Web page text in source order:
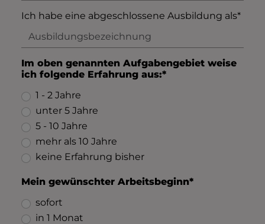
Ich habe eine abgeschlossene Ausbildung als*
Im oben genannten Aufgabengebiet weise
ich folgende Erfahrung aus:*
1 - 2 Jahre
unter 5 Jahre
5 - 10 Jahre
mehr als 10 Jahre
keine Erfahrung bisher
Mein gewünschter Arbeitsbeginn*
sofort
in 1 Monat